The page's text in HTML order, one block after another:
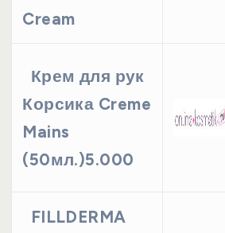
Cream
Крем для рук
Корсика Creme
Mains
(50мл.)5.000
FILLDERMA